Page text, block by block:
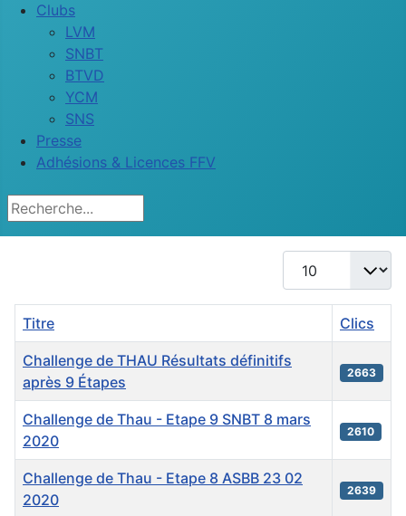
Clubs
LVM
SNBT
BTVD
YCM
SNS
Presse
Adhésions & Licences FFV
Rechercher
Afficher #
Titre Clics
Challenge de THAU Résultats définitifs
après 9 Étapes
2663
Challenge de Thau - Etape 9 SNBT 8 mars
2020
2610
Challenge de Thau - Etape 8 ASBB 23 02
2020
2639